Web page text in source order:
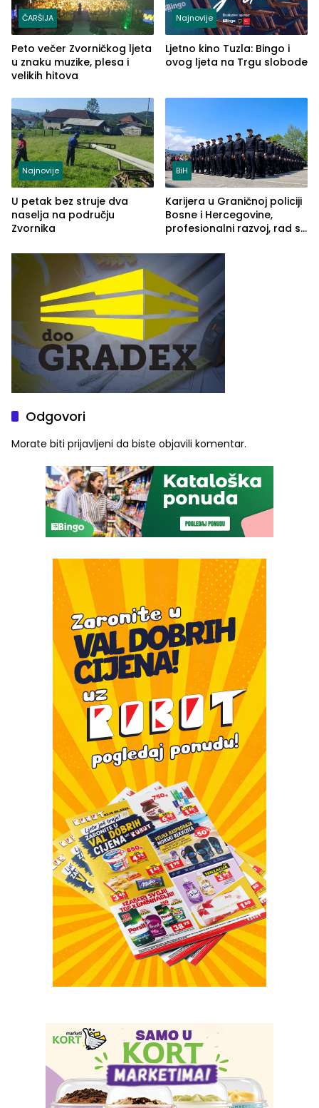
ČARŠIJA
Peto večer Zvorničkog ljeta
u znaku muzike, plesa i
velikih hitova
Najnovije
Ljetno kino Tuzla: Bingo i
ovog ljeta na Trgu slobode
Najnovije
U petak bez struje dva
naselja na području
Zvornika
BiH
Karijera u Graničnoj policiji
Bosne i Hercegovine,
profesionalni razvoj, rad sa
služba građanima
Odgovori
Morate biti prijavljeni da biste objavili komentar.